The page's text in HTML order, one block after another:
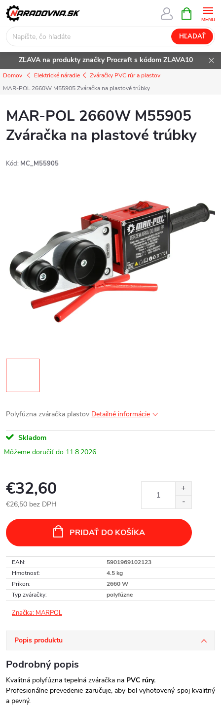
Prejsť
na
obsah
HĽADAŤ
KOŠÍK
ZĽAVA na produkty značky Procraft s kódom ZLAVA10
Domov Elektrické náradie
Zváračky PVC rúr a plastov
MAR-POL 2660W M55905 Zváračka na plastové trúbky
MAR-POL 2660W M55905
Zváračka na plastové trúbky
Kód: MC_M55905
Polyfúzna zváračka plastov Detailné informácie
Skladom
11.8.2026
€32,60
€26,50 bez DPH
cena:
PRIDAŤ DO KOŠÍKA
EAN:
5901969102123
Hmotnosť:
4.5 kg
Príkon:
2660 W
Typ zváračky: polyfúzne
Značka: MARPOL
Popis produktu
Podrobný popis
Kvalitná polyfúzna tepelná zváračka na PVC rúry.
Profesionálne prevedenie zaručuje, aby bol vyhotovený spoj kvalitný
a pevný.